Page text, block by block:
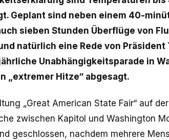
Geplant sind neben einem 40-
sieben Stunden Überflüge von
natürlich eine Rede von Präsident
Unabhängigkeitsparade in
„extremer Hitze“ abgesagt.
„Great American State Fair“ auf
zwischen Kapitol und Washington
geschlossen, nachdem mehrere